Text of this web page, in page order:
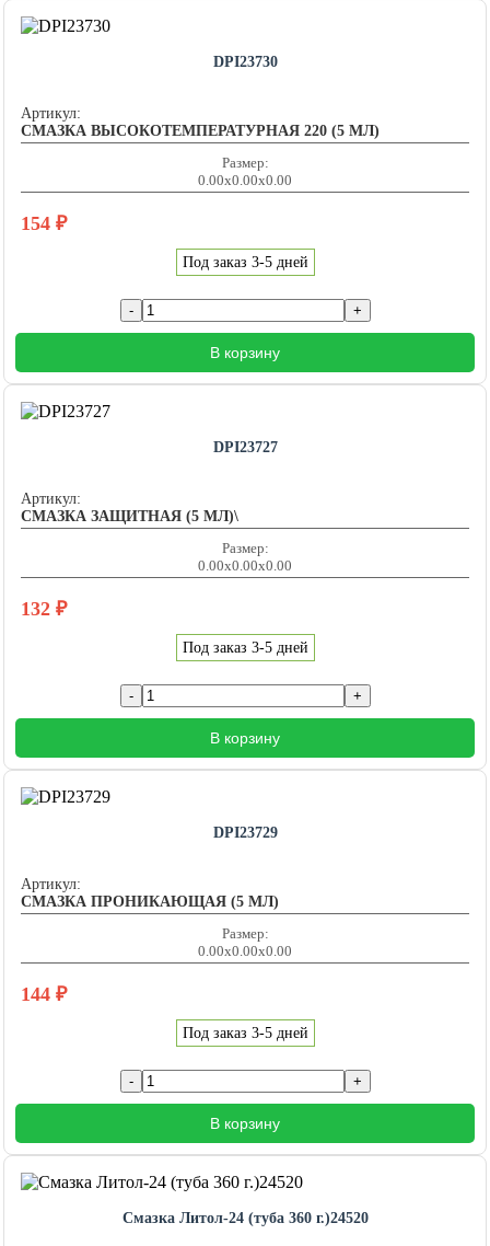
DPI23730
Артикул:
СМАЗКА ВЫСОКОТЕМПЕРАТУРНАЯ 220 (5 МЛ)
Размер:
0.00x0.00x0.00
154 ₽
Под заказ 3-5 дней
В корзину
DPI23727
Артикул:
СМАЗКА ЗАЩИТНАЯ (5 МЛ)\
Размер:
0.00x0.00x0.00
132 ₽
Под заказ 3-5 дней
В корзину
DPI23729
Артикул:
СМАЗКА ПРОНИКАЮЩАЯ (5 МЛ)
Размер:
0.00x0.00x0.00
144 ₽
Под заказ 3-5 дней
В корзину
Смазка Литол-24 (туба 360 г.)24520